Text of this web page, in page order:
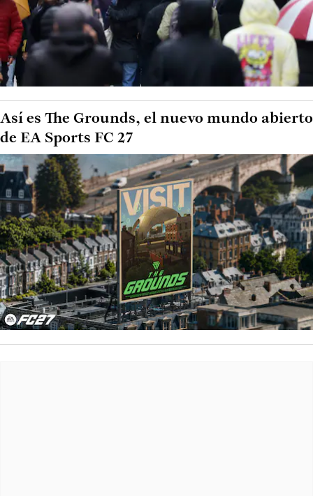
Así es The Grounds, el nuevo mundo abierto
de EA Sports FC 27